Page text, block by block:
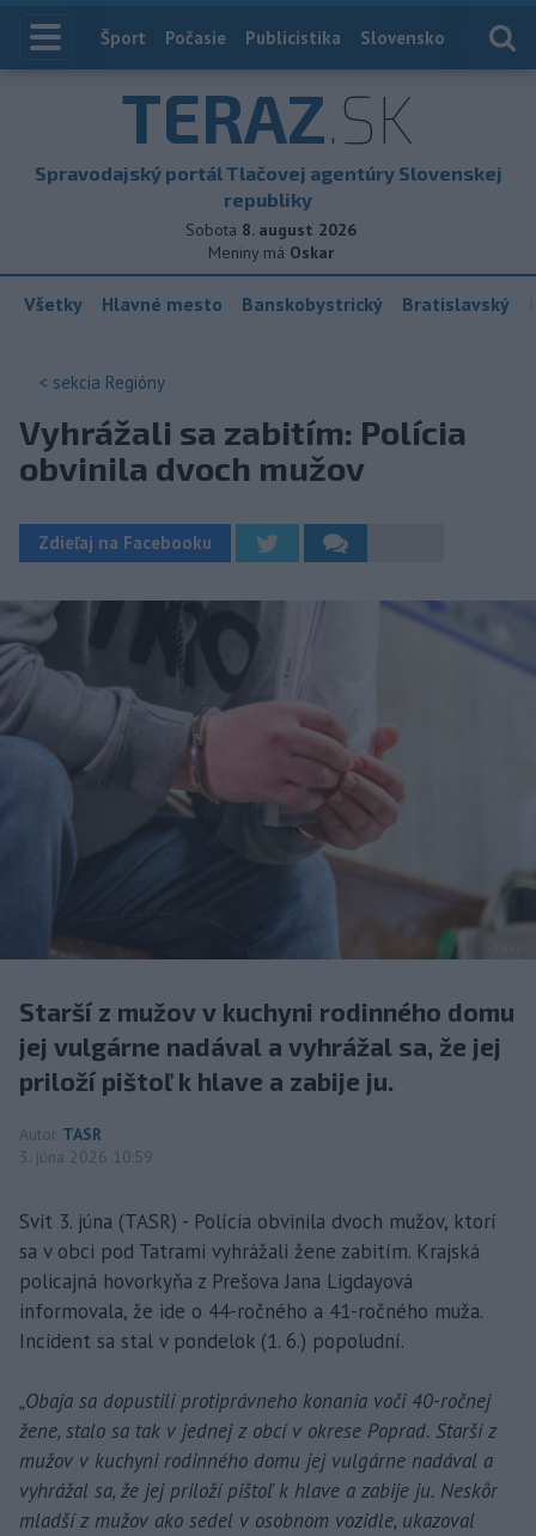
Index
Šport Počasie Publicistika Slovensko
TERAZ.SK
Spravodajský portál Tlačovej agentúry Slovenskej
republiky
Sobota 8. august 2026
Meniny má Oskar
Všetky Hlavné mesto Banskobystrický Bratislavský
< sekcia Regióny
Vyhrážali sa zabitím: Polícia
obvinila dvoch mužov
Zdieľaj na Facebooku
Starší z mužov v kuchyni rodinného domu
jej vulgárne nadával a vyhrážal sa, že jej
priloží pištoľ k hlave a zabije ju.
Autor TASR
3. júna 2026 10:59
Svit 3. júna (TASR) - Polícia obvinila dvoch mužov, ktorí
sa v obci pod Tatrami vyhrážali žene zabitím. Krajská
policajná hovorkyňa z Prešova Jana Ligdayová
informovala, že ide o 44-ročného a 41-ročného muža.
Incident sa stal v pondelok (1. 6.) popoludní.
„Obaja sa dopustili protiprávneho konania voči 40-ročnej
žene, stalo sa tak v jednej z obcí v okrese Poprad. Starší z
mužov v kuchyni rodinného domu jej vulgárne nadával a
vyhrážal sa, že jej priloží pištoľ k hlave a zabije ju. Neskôr
mladší z mužov ako sedel v osobnom vozidle, ukazoval